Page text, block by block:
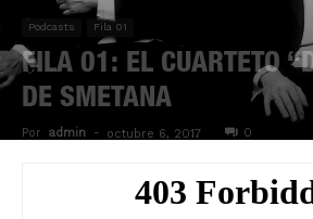
Podcasts Fila 01
FILA 01: EL CUARTETO
DE SMETANA
Por admin - octubre 6, 2017 0